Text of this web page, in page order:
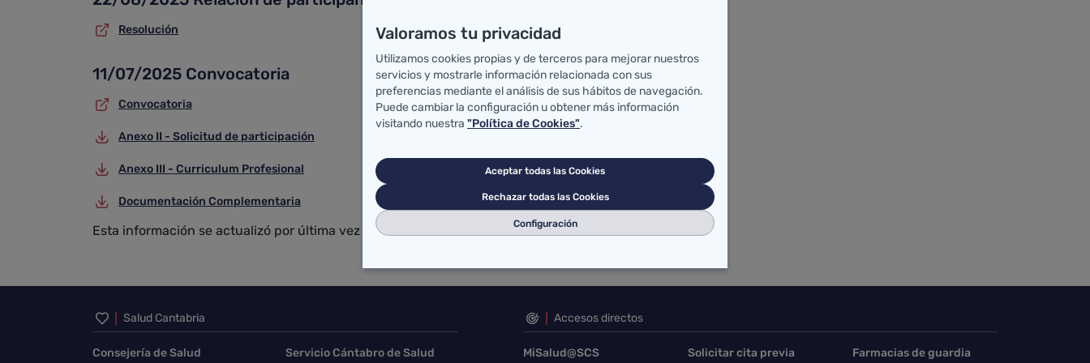
Resolución
11/07/2025 Convocatoria
Convocatoria
Anexo II - Solicitud de participación
Anexo III - Curriculum Profesional
Documentación Complementaria
Esta información se actualizó por última vez en: 12/11/2025 07:48
Inicio del pie de página
Salud Cantabria
Consejería de Salud Servicio Cántabro de Salud
Accesos directos
MiSalud@SCS Solicitar cita previa
Farmacias de guardia
Valoramos tu privacidad
Utilizamos cookies propias y de terceros para mejorar nuestros
servicios y mostrarle información relacionada con sus
preferencias mediante el análisis de sus hábitos de navegación.
Puede cambiar la configuración u obtener más información
visitando nuestra "Política de Cookies".
Aceptar todas las Cookies
Rechazar todas las Cookies
Configuración